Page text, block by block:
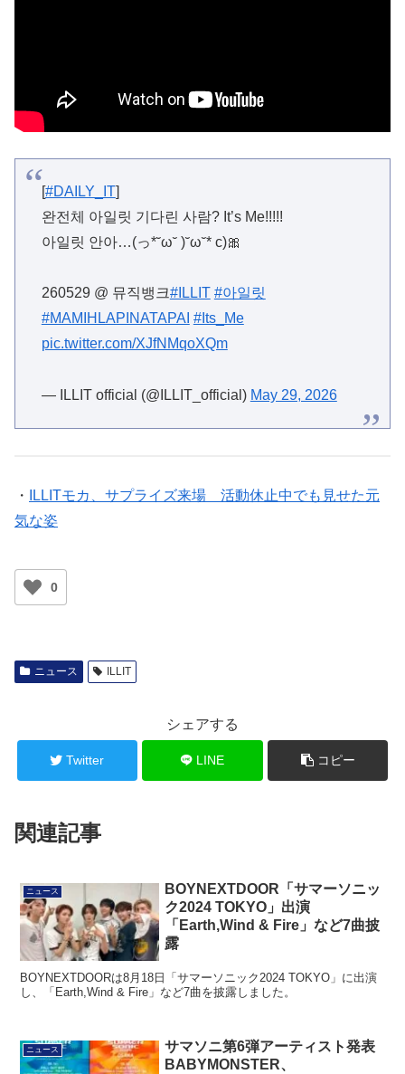
[#DAILY_IT]
완전체 아일릿 기다린 사람? It’s Me!!!!!
아일릿 안아…(っ*˘ω˘ )˘ω˘* c)🎀
260529 @ 뮤직뱅크#ILLIT #아일릿
#MAMIHLAPINATAPAI #Its_Me
pic.twitter.com/XJfNMqoXQm
— ILLIT official (@ILLIT_official) May 29, 2026
・
ILLITモカ、サプライズ来場 活動休止中でも見せた元
気な姿
0
ニュース ILLIT
シェアする
Twitter LINE コピー
関連記事
ニュース
BOYNEXTDOOR「サマーソニッ
ク2024 TOKYO」出演
「Earth,Wind & Fire」など7曲披
露
BOYNEXTDOORは8月18日「サマーソニック2024 TOKYO」に出演
し、「Earth,Wind & Fire」など7曲を披露しました。
ニュース
サマソニ第6弾アーティスト発表
BABYMONSTER、